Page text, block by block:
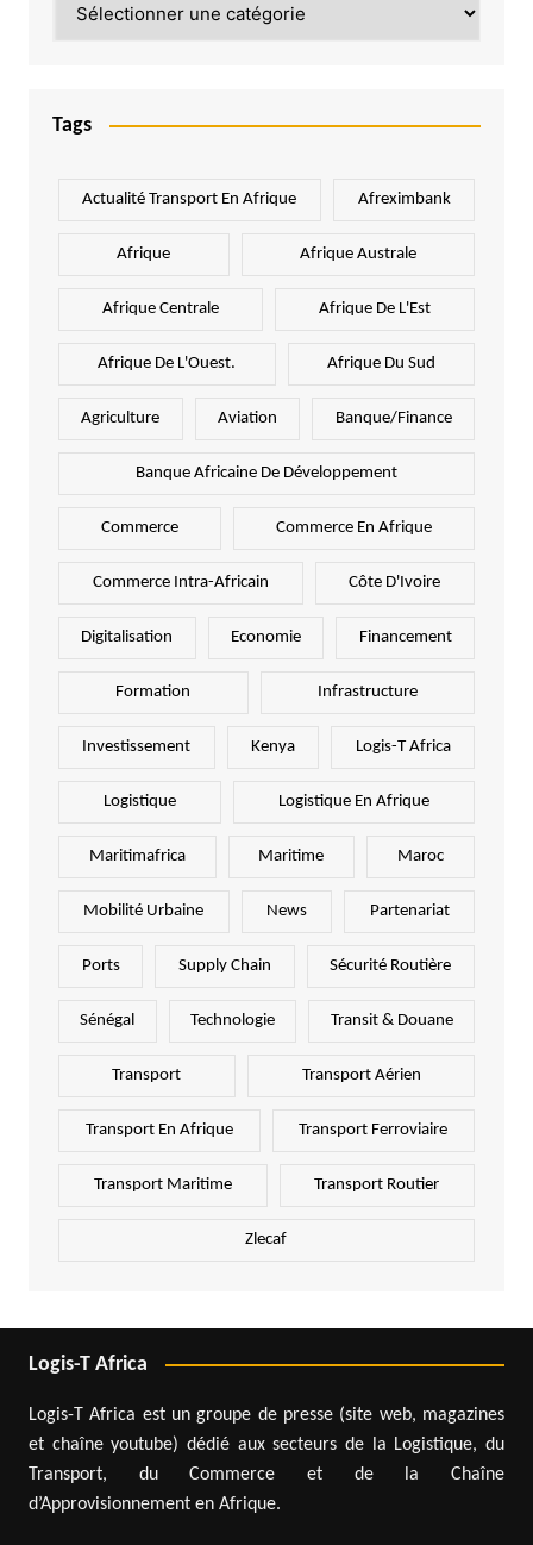
Tags
Actualité Transport En Afrique Afreximbank
Afrique Afrique Australe
Afrique Centrale Afrique De L'Est
Afrique De L'Ouest. Afrique Du Sud
Agriculture Aviation Banque/Finance
Banque Africaine De Développement
Commerce Commerce En Afrique
Commerce Intra-Africain Côte D'Ivoire
Digitalisation Economie Financement
Formation Infrastructure
Investissement Kenya Logis-T Africa
Logistique Logistique En Afrique
Maritimafrica Maritime Maroc
Mobilité Urbaine News Partenariat
Ports Supply Chain Sécurité Routière
Sénégal Technologie Transit & Douane
Transport Transport Aérien
Transport En Afrique Transport Ferroviaire
Transport Maritime Transport Routier
Zlecaf
Logis-T Africa
Logis-T Africa est un groupe de presse (site web, magazines
et chaîne youtube) dédié aux secteurs de la Logistique, du
Transport, du Commerce et de la Chaîne
d’Approvisionnement en Afrique.